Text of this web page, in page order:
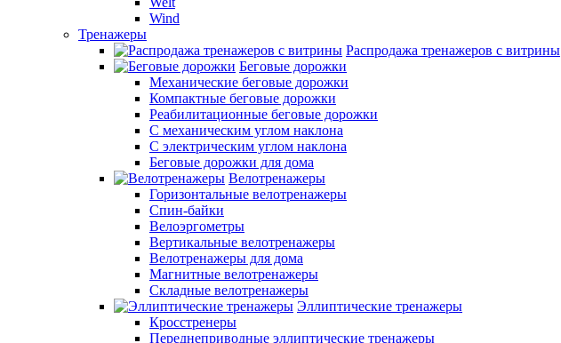
Wind
Тренажеры
Распродажа тренажеров с витрины
Беговые дорожки
Механические беговые дорожки
Компактные беговые дорожки
Реабилитационные беговые дорожки
С механическим углом наклона
С электрическим углом наклона
Беговые дорожки для дома
Велотренажеры
Горизонтальные велотренажеры
Спин-байки
Велоэргометры
Вертикальные велотренажеры
Велотренажеры для дома
Магнитные велотренажеры
Складные велотренажеры
Эллиптические тренажеры
Кросстренеры
Переднеприводные эллиптические тренажеры